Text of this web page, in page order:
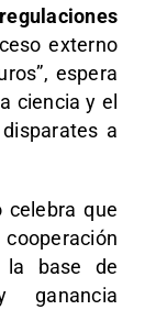
externo
espera
ciencia y el
a
celebra que
la base de
ganancia